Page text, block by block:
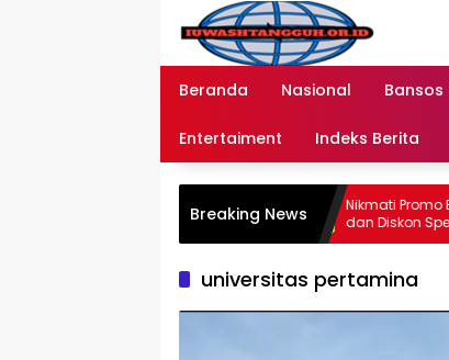
Beranda Nasional Bansos
Entertaiment Indeks Berita
Breaking NewsNikmati Promo Beli 1
dan Diskon Spesial
2026
universitas pertamina